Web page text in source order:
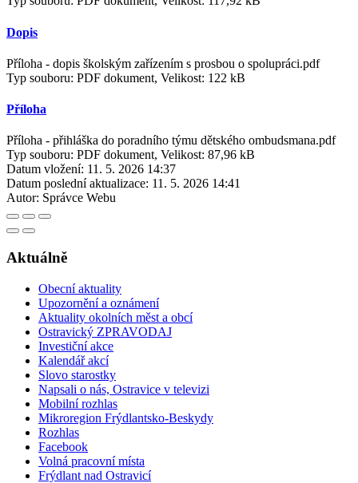
Dopis
Příloha - dopis školským zařízením s prosbou o spolupráci.pdf
Typ souboru: PDF dokument, Velikost: 122 kB
Příloha
Příloha - přihláška do poradního týmu dětského ombudsmana.pdf
Typ souboru: PDF dokument, Velikost: 87,96 kB
Datum vložení: 11. 5. 2026 14:37
Datum poslední aktualizace: 11. 5. 2026 14:41
Autor: Správce Webu
Aktuálně
Obecní aktuality
Upozornění a oznámení
Aktuality okolních měst a obcí
Ostravický ZPRAVODAJ
Investiční akce
Kalendář akcí
Slovo starostky
Napsali o nás, Ostravice v televizi
Mobilní rozhlas
Mikroregion Frýdlantsko-Beskydy
Rozhlas
Facebook
Volná pracovní místa
Frýdlant nad Ostravicí